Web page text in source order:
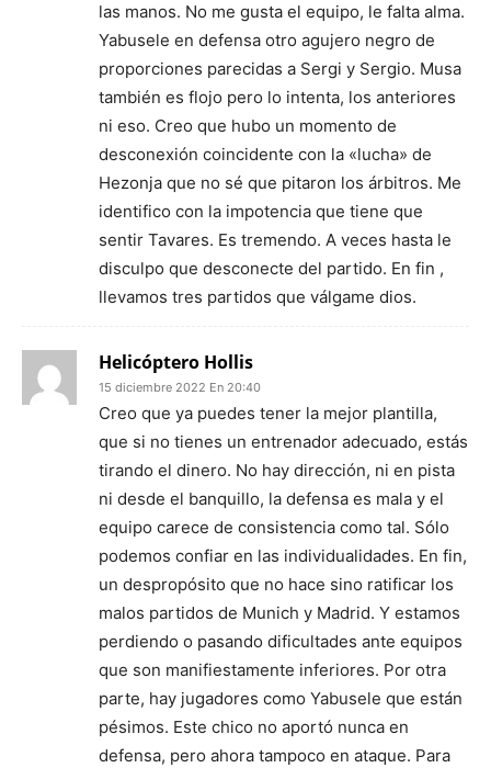
las manos. No me gusta el equipo, le falta alma.
Yabusele en defensa otro agujero negro de
proporciones parecidas a Sergi y Sergio. Musa
también es flojo pero lo intenta, los anteriores
ni eso. Creo que hubo un momento de
desconexión coincidente con la «lucha» de
Hezonja que no sé que pitaron los árbitros. Me
identifico con la impotencia que tiene que
sentir Tavares. Es tremendo. A veces hasta le
disculpo que desconecte del partido. En fin ,
llevamos tres partidos que válgame dios.
Helicóptero Hollis
15 diciembre 2022 En 20:40
Creo que ya puedes tener la mejor plantilla,
que si no tienes un entrenador adecuado, estás
tirando el dinero. No hay dirección, ni en pista
ni desde el banquillo, la defensa es mala y el
equipo carece de consistencia como tal. Sólo
podemos confiar en las individualidades. En fin,
un despropósito que no hace sino ratificar los
malos partidos de Munich y Madrid. Y estamos
perdiendo o pasando dificultades ante equipos
que son manifiestamente inferiores. Por otra
parte, hay jugadores como Yabusele que están
pésimos. Este chico no aportó nunca en
defensa, pero ahora tampoco en ataque. Para